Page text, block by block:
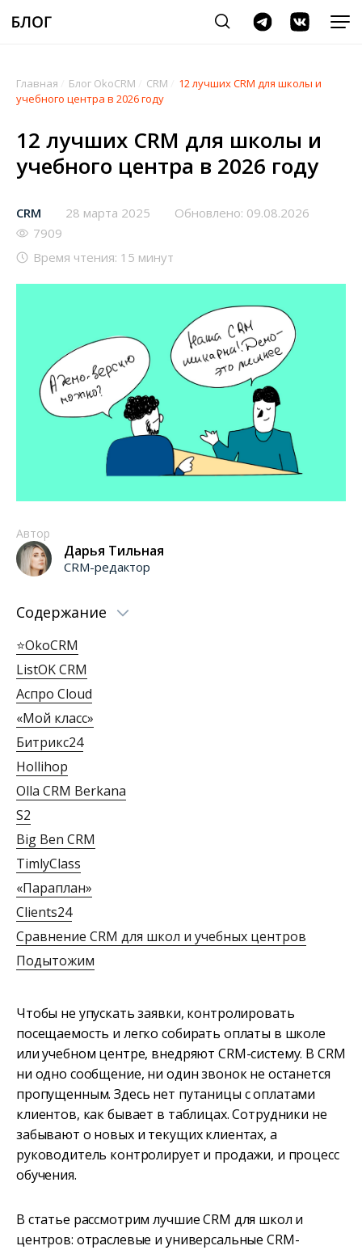
Главная Блог OkoCRM CRM
12 лучших CRM для школы и
учебного центра в 2026 году
12 лучших CRM для школы и
учебного центра в 2026 году
CRM 28 марта 2025
Обновлено: 09.08.2026
7909
Время чтения: 15 минут
Автор
Дарья Тильная
CRM-редактор
Содержание
⭐OkoCRM
ListOK CRM
Аспро Cloud
«Мой класс»
Битрикс24
Hollihop
Olla CRM Berkana
S2
Big Ben CRM
TimlyClass
«Параплан»
Clients24
Сравнение CRM для школ и учебных центров
Подытожим
Чтобы не упускать заявки, контролировать
посещаемость и легко собирать оплаты в школе
или учебном центре, внедряют CRM-систему. В CRM
ни одно сообщение, ни один звонок не останется
пропущенным. Здесь нет путаницы с оплатами
клиентов, как бывает в таблицах. Сотрудники не
забывают о новых и текущих клиентах, а
руководитель контролирует и продажи, и процесс
обучения.
В статье рассмотрим лучшие CRM для школ и
центров: отраслевые и универсальные CRM-